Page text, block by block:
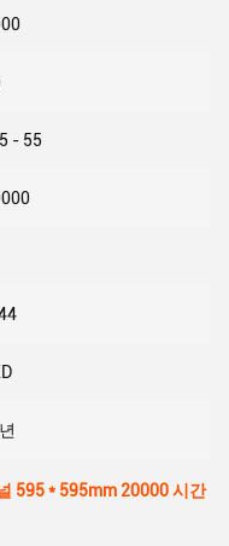
- 55
595 * 595mm 20000 시간